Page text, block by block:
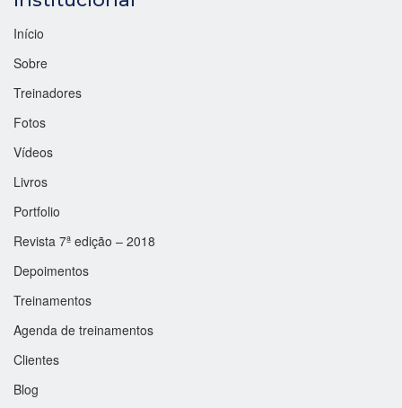
Início
Sobre
Treinadores
Fotos
Vídeos
Livros
Portfolio
Revista 7ª edição – 2018
Depoimentos
Treinamentos
Agenda de treinamentos
Clientes
Blog